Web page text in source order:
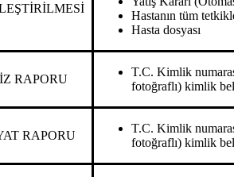
Hastanın tüm
Hasta dosyası
RAPORU
T.C. Kimlik
fotoğraflı) kimlik
RAPORU
T.C. Kimlik
fotoğraflı) kimlik